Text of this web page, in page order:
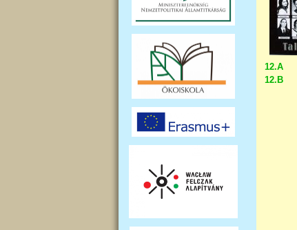
12.A
12.B